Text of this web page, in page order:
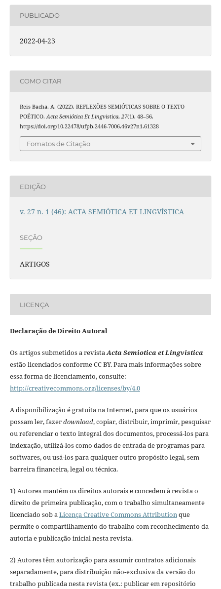
PUBLICADO
2022-04-23
COMO CITAR
Reis Bacha, A. (2022). REFLEXÕES SEMIÓTICAS SOBRE O TEXTO
POÉTICO. Acta Semiótica Et Lingvistica, 27(1), 48–56.
https://doi.org/10.22478/ufpb.2446-7006.46v27n1.61328
Fomatos de Citação
EDIÇÃO
v. 27 n. 1 (46): ACTA SEMIÓTICA ET LINGVÍSTICA
SEÇÃO
ARTIGOS
LICENÇA
Declaração de Direito Autoral
Os artigos submetidos a revistaActa Semiotica et Lingvistica
estão licenciados conforme CC BY. Para mais informações sobre
essa forma de licenciamento, consulte:
http://creativecommons.org/licenses/by/4.0
A disponibilização é gratuita na Internet, para que os usuários
possam ler, fazerdownload, copiar, distribuir, imprimir, pesquisar
ou referenciar o texto integral dos documentos, processá-los para
indexação, utilizá-los como dados de entrada de programas para
softwares, ou usá-los para qualquer outro propósito legal, sem
barreira financeira, legal ou técnica.
1) Autores mantém os direitos autorais e concedem à revista o
direito de primeira publicação, com o trabalho simultaneamente
licenciado sob aLicença Creative Commons Attributionque
permite o compartilhamento do trabalho com reconhecimento da
autoria e publicação inicial nesta revista.
2) Autores têm autorização para assumir contratos adicionais
separadamente, para distribuição não-exclusiva da versão do
trabalho publicada nesta revista (ex.: publicar em repositório